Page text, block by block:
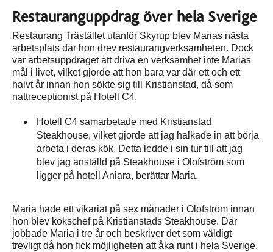
Restauranguppdrag över hela Sverige
Restaurang Trästället utanför Skyrup blev Marias nästa
arbetsplats där hon drev restaurangverksamheten. Dock
var arbetsuppdraget att driva en verksamhet inte Marias
mål i livet, vilket gjorde att hon bara var där ett och ett
halvt år innan hon sökte sig till Kristianstad, då som
nattreceptionist på Hotell C4.
Hotell C4 samarbetade med Kristianstad
Steakhouse, vilket gjorde att jag halkade in att börja
arbeta i deras kök. Detta ledde i sin tur till att jag
blev jag anställd på Steakhouse i Olofström som
ligger på hotell Aniara, berättar Maria.
Maria hade ett vikariat på sex månader i Olofström innan
hon blev kökschef på Kristianstads Steakhouse. Där
jobbade Maria i tre år och beskriver det som väldigt
trevligt då hon fick möjligheten att åka runt i hela Sverige,